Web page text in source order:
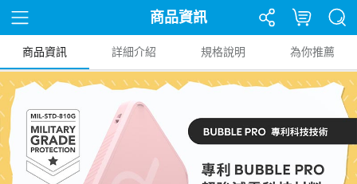
商品資訊
商品資訊 詳細介紹 規格說明 為你推薦